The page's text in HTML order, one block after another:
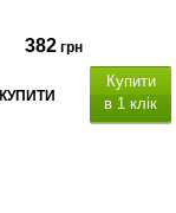
382 грн
КУПИТИ
Купити
в 1 клік